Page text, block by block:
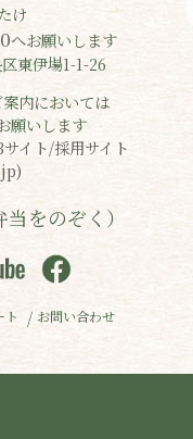
け
へお願いします
東伊場1-1-26
内においては
願いします
イト/採用サイト
をのぞく）
ト お問い合わせ